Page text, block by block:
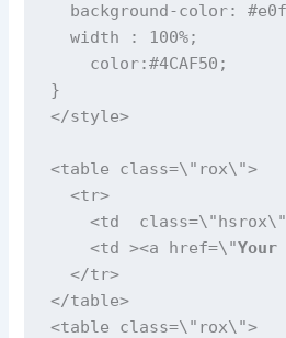
background-color:
  width : 100%;
    color:#4CAF50;
}
</style>
<table class=\"rox\">
  <tr>
<td
    <td ><a href=\"
Your
  </tr>
</table>
<table class=\"rox\">